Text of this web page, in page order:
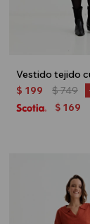
$ 199 $749
$ 169